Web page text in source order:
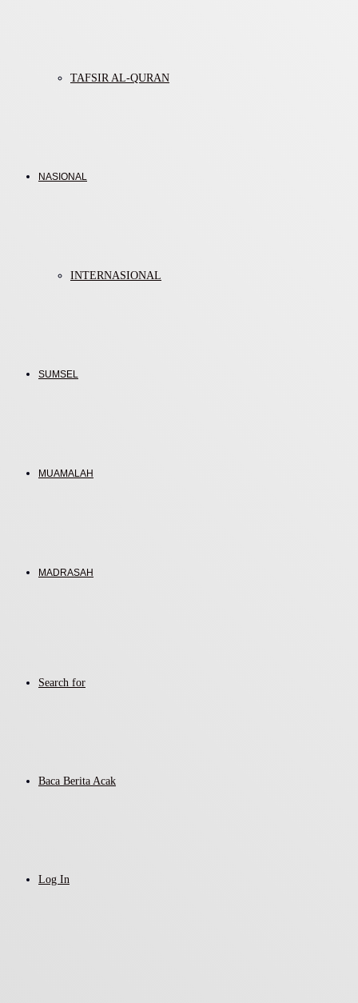
TAFSIR AL-QURAN
NASIONAL
INTERNASIONAL
SUMSEL
MUAMALAH
MADRASAH
Search for
Baca Berita Acak
Log In